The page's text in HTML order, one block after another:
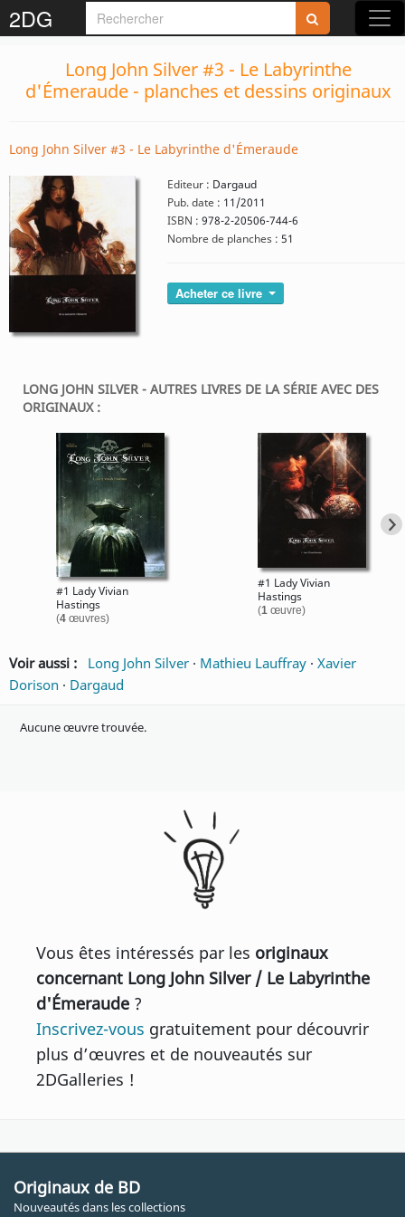
2DG
Long John Silver #3 - Le Labyrinthe
d'Émeraude - planches et dessins originaux
Long John Silver #3 - Le Labyrinthe d'Émeraude
Editeur : Dargaud
Pub. date : 11/2011
ISBN : 978-2-20506-744-6
Nombre de planches : 51
Acheter ce livre
LONG JOHN SILVER - AUTRES LIVRES DE LA SÉRIE AVEC DES
ORIGINAUX :
#1 Lady Vivian
Hastings
(4œuvres)
#1 Lady Vivian
Hastings
(1 œuvre)
Voir aussi : Long John Silver · Mathieu Lauffray · Xavier
Dorison · Dargaud
Aucune œuvre trouvée.
Vous êtes intéressés par les originaux
concernant Long John Silver / Le Labyrinthe
d'Émeraude ?
Inscrivez-vous gratuitement pour découvrir
plus d’œuvres et de nouveautés sur
2DGalleries !
Originaux de BD
Nouveautés dans les collections